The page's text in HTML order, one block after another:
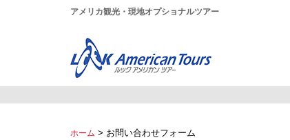
アメリカ観光・現地オプショナルツアー
ホーム > お問い合わせフォーム